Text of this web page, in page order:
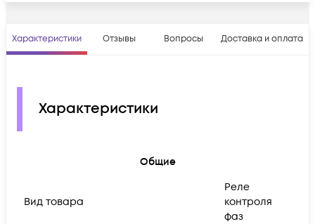
Характеристики Отзывы Вопросы Доставка и оплата
Характеристики
Общие
Вид товара
Реле
контроля
фаз